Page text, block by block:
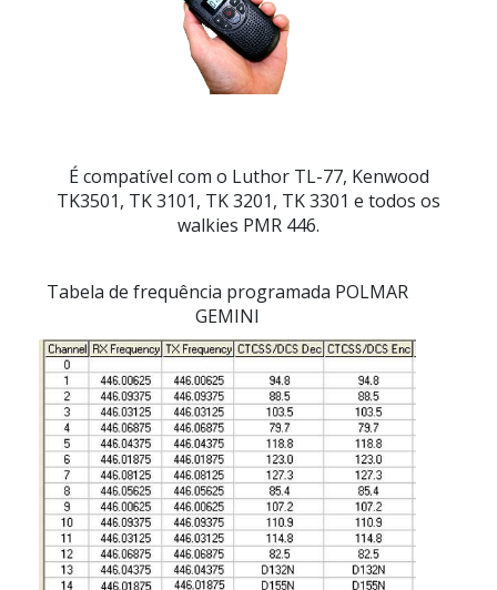
É compatível com o Luthor TL-77, Kenwood
TK3501, TK 3101, TK 3201, TK 3301 e todos os
walkies PMR 446.
Tabela de frequência programada POLMAR
GEMINI